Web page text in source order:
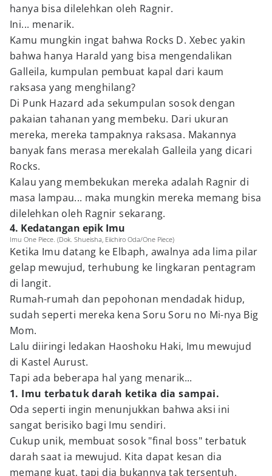
hanya bisa dilelehkan oleh Ragnir.
Ini... menarik.
Kamu mungkin ingat bahwa Rocks D. Xebec yakin
bahwa hanya Harald yang bisa mengendalikan
Galleila, kumpulan pembuat kapal dari kaum
raksasa yang menghilang?
Di Punk Hazard ada sekumpulan sosok dengan
pakaian tahanan yang membeku. Dari ukuran
mereka, mereka tampaknya raksasa. Makannya
banyak fans merasa merekalah Galleila yang dicari
Rocks.
Kalau yang membekukan mereka adalah Ragnir di
masa lampau... maka mungkin mereka memang bisa
dilelehkan oleh Ragnir sekarang.
4. Kedatangan epik Imu
Imu One Piece. (Dok. Shueisha, Eiichiro Oda/One Piece)
Ketika Imu datang ke Elbaph, awalnya ada lima pilar
gelap mewujud, terhubung ke lingkaran pentagram
di langit.
Rumah-rumah dan pepohonan mendadak hidup,
sudah seperti mereka kena Soru Soru no Mi-nya Big
Mom.
Lalu diiringi ledakan Haoshoku Haki, Imu mewujud
di Kastel Aurust.
Tapi ada beberapa hal yang menarik...
1. Imu terbatuk darah ketika dia sampai.
Oda seperti ingin menunjukkan bahwa aksi ini
sangat berisiko bagi Imu sendiri.
Cukup unik, membuat sosok "final boss" terbatuk
darah saat ia mewujud. Kita dapat kesan dia
memang kuat, tapi dia bukannya tak tersentuh.